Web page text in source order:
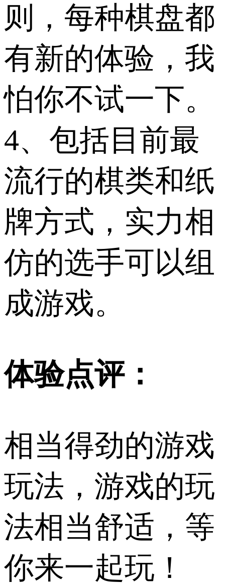
则，每种棋盘都
有新的体验，我
怕你不试一下。
4、包括目前最
流行的棋类和纸
牌方式，实力相
仿的选手可以组
成游戏。
体验点评：
相当得劲的游戏
玩法，游戏的玩
法相当舒适，等
你来一起玩！